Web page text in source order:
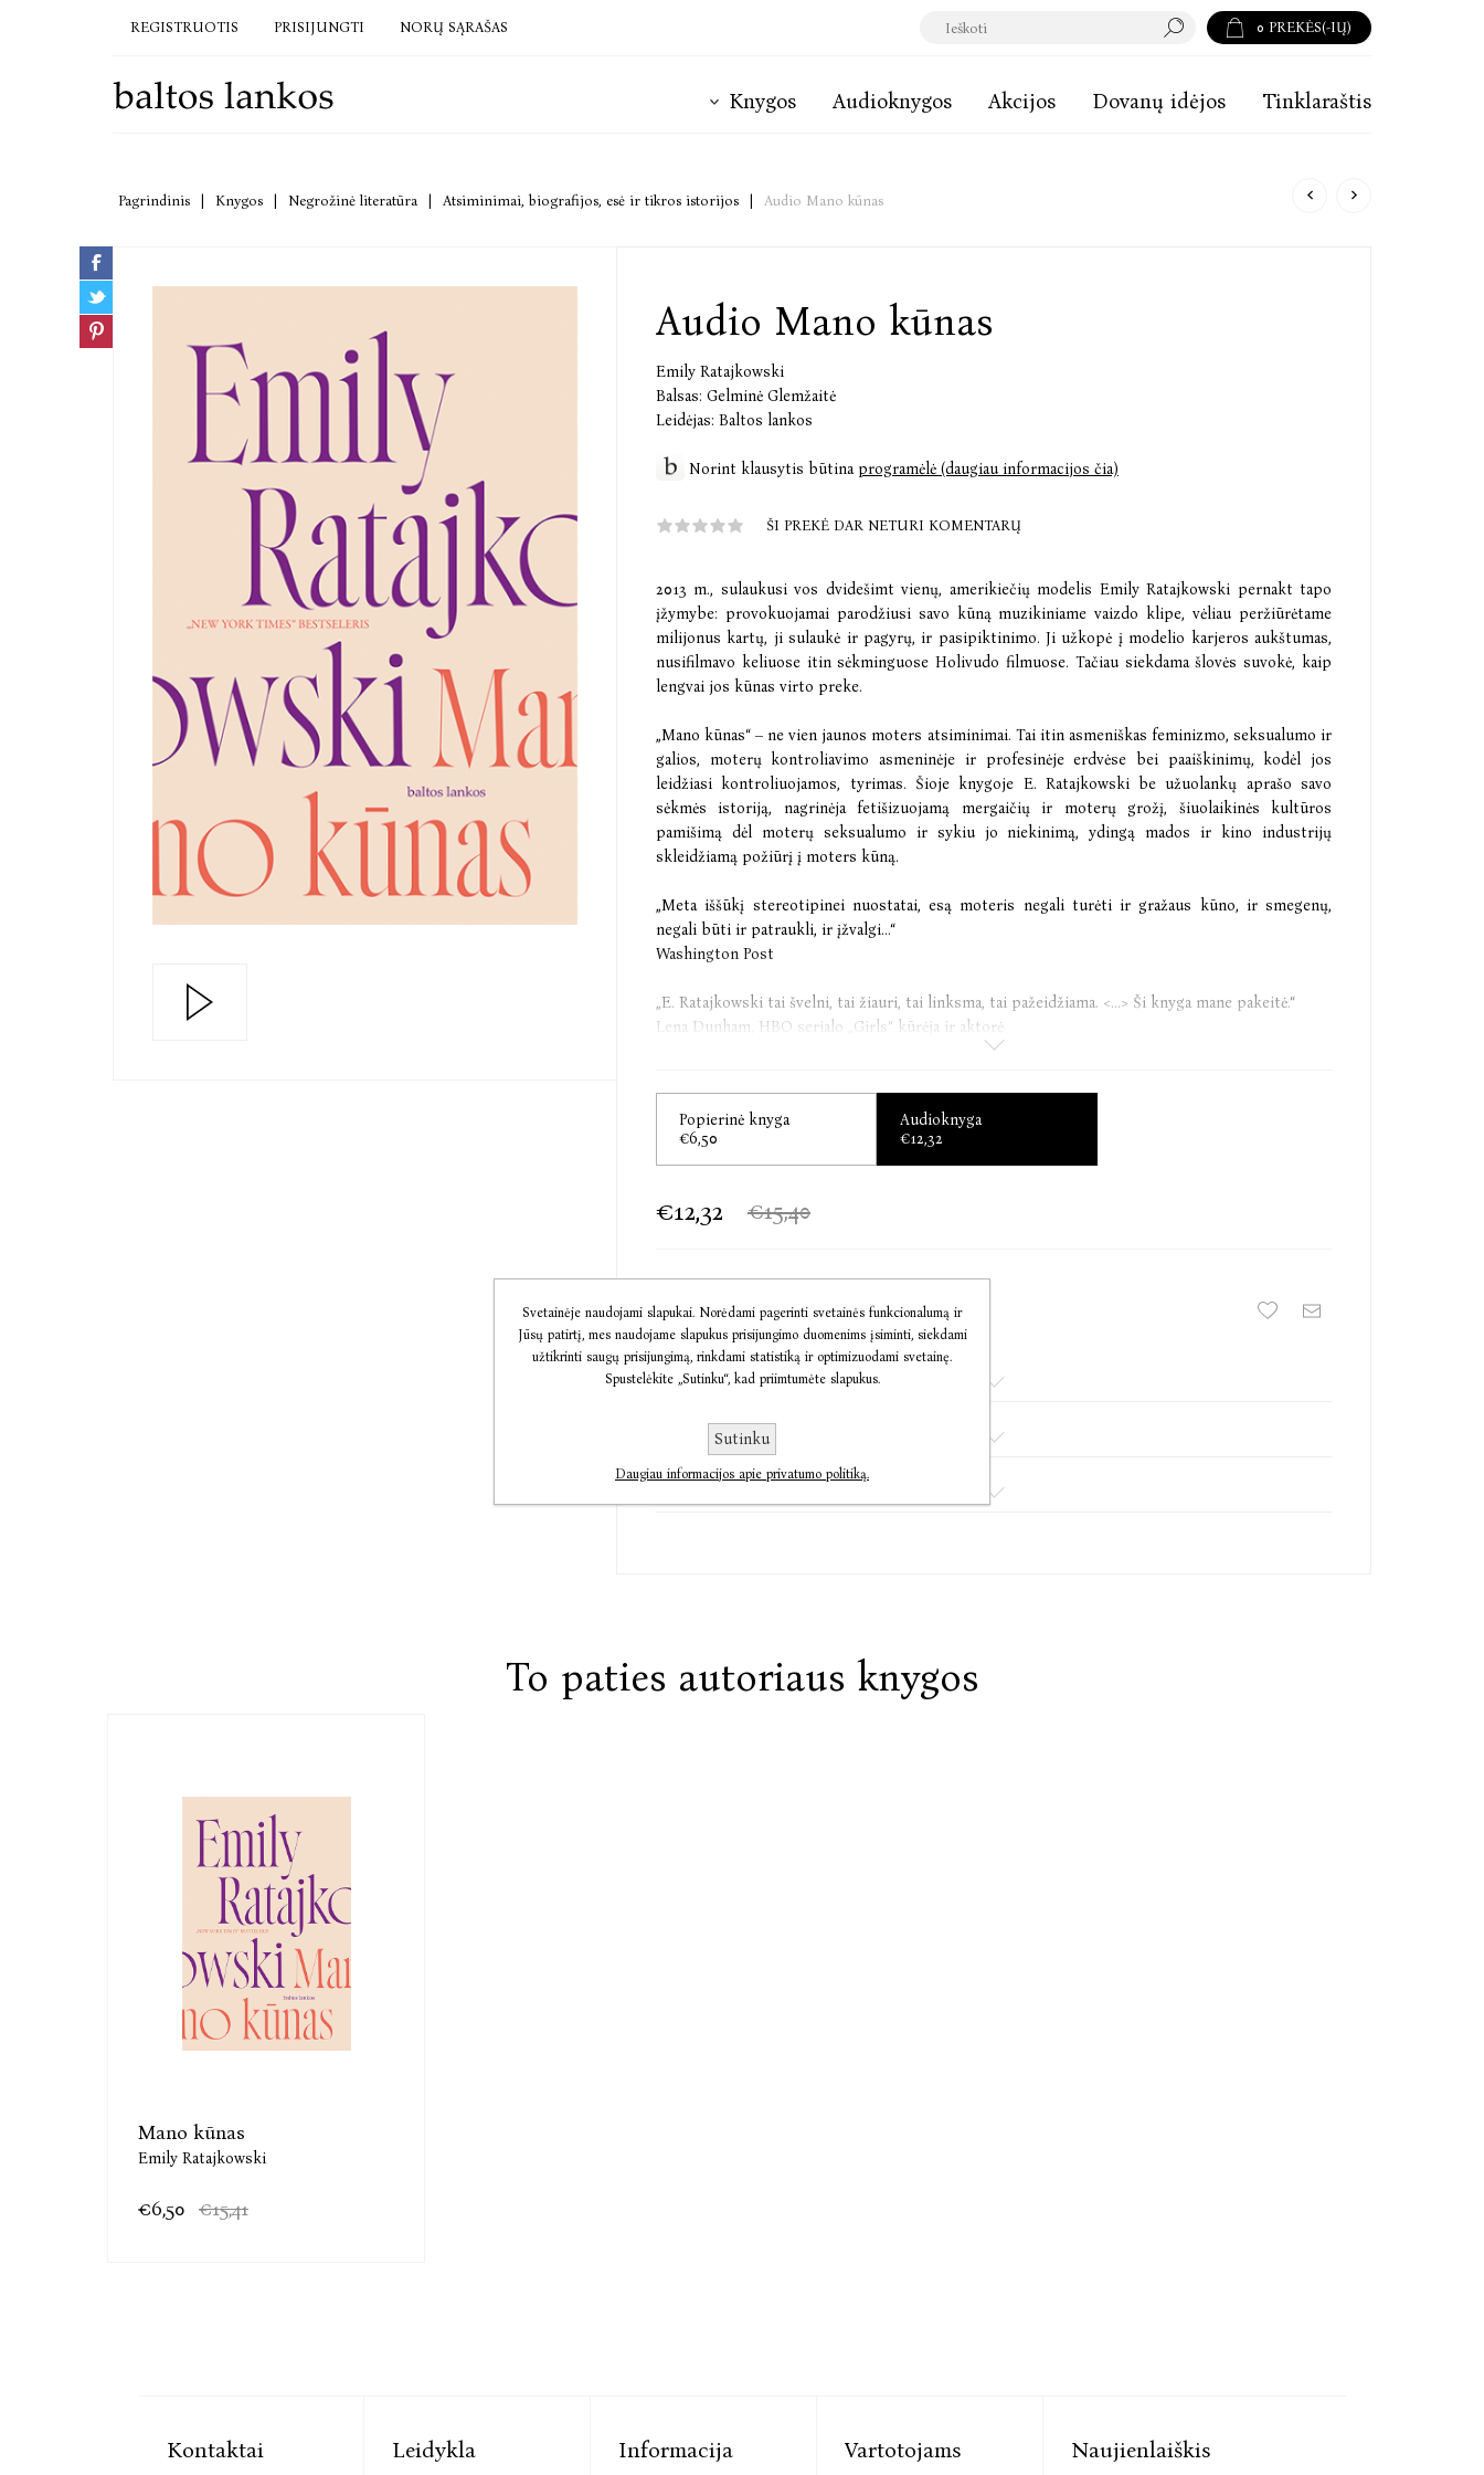
REGISTRUOTIS PRISIJUNGTI NORŲ SĄRAŠAS 0 PREKĖS(-IŲ)
Knygos Audioknygos Akcijos Dovanų idėjos Tinklaraštis
Pagrindinis Knygos Negrožinė literatūra Atsiminimai, biografijos, esė ir tikros istorijos Audio Mano kūnas
Audio Mano kūnas
Emily Ratajkowski
Balsas: Gelminė Glemžaitė
Leidėjas: Baltos lankos
Norint klausytis būtinaprogramėlė (daugiau informacijos čia)
ŠI PREKĖ DAR NETURI KOMENTARŲ
2013 m., sulaukusi vos dvidešimt vienų, amerikiečių modelis Emily Ratajkowski pernakt tapo
įžymybe: provokuojamai parodžiusi savo kūną muzikiniame vaizdo klipe, vėliau peržiūrėtame
milijonus kartų, ji sulaukė ir pagyrų, ir pasipiktinimo. Ji užkopė į modelio karjeros aukštumas,
nusifilmavo keliuose itin sėkminguose Holivudo filmuose. Tačiau siekdama šlovės suvokė, kaip
lengvai jos kūnas virto preke.
„Mano kūnas“ – ne vien jaunos moters atsiminimai. Tai itin asmeniškas feminizmo, seksualumo ir
galios, moterų kontroliavimo asmeninėje ir profesinėje erdvėse bei paaiškinimų, kodėl jos
leidžiasi kontroliuojamos, tyrimas. Šioje knygoje E. Ratajkowski be užuolankų aprašo savo
sėkmės istoriją, nagrinėja fetišizuojamą mergaičių ir moterų grožį, šiuolaikinės kultūros
pamišimą dėl moterų seksualumo ir sykiu jo niekinimą, ydingą mados ir kino industrijų
skleidžiamą požiūrį į moters kūną.
„Meta iššūkį stereotipinei nuostatai, esą moteris negali turėti ir gražaus kūno, ir smegenų,
negali būti ir patraukli, ir įžvalgi...“
Washington Post
„E. Ratajkowski tai švelni, tai žiauri, tai linksma, tai pažeidžiama. <...> Ši knyga mane pakeitė.“
Lena Dunham, HBO serialo „Girls“ kūrėja ir aktorė
Lisa Taddeo, knygos „Trys moterys“ autorė
Magazine“, pavadinta „Buying Myself Back“, vos per parą sulaukė daugiau nei milijono peržiūrų ir
Popierinė knyga
€6,50
Audioknyga
€12,32
€12,32 €15,40
Į KREPŠELĮ
Informacija
Komentarai
Susisiekite
To paties autoriaus knygos
Mano kūnas
Emily Ratajkowski
€6,50 €15,41
Kontaktai Leidykla Informacija Vartotojams Naujienlaiškis
Svetainėje naudojami slapukai. Norėdami pagerinti svetainės funkcionalumą ir
Jūsų patirtį, mes naudojame slapukus prisijungimo duomenims įsiminti, siekdami
užtikrinti saugų prisijungimą, rinkdami statistiką ir optimizuodami svetainę.
Spustelėkite „Sutinku“, kad priimtumėte slapukus.
Sutinku
Daugiau informacijos apie privatumo politiką.